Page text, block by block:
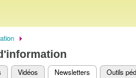
Vidéos Newsletters (activeOutils